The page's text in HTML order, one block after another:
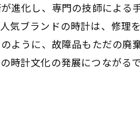
進化し、専門の技師による
気ブランドの時計は、修理
ように、故障品もただの廃
計文化の発展につながるで